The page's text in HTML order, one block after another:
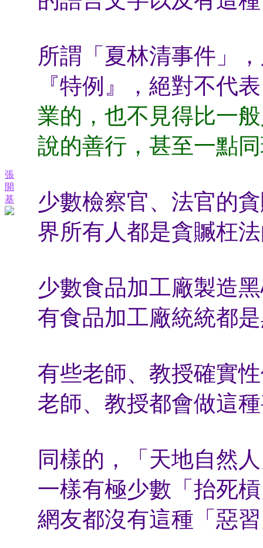
張
開
基
所謂「夏林清事件」
『特例』，絕對不代表
業的，也不見得比一
說的善行，甚至一點
少數檢察官、法官的
界所有人都是貪贓枉
少數食品加工廠製造
有食品加工廠統統都
有些老師、教授確實
老師、教授都會做這
同樣的，「天地自然
一樣有極少數「抬死
網友都沒有這種「惡